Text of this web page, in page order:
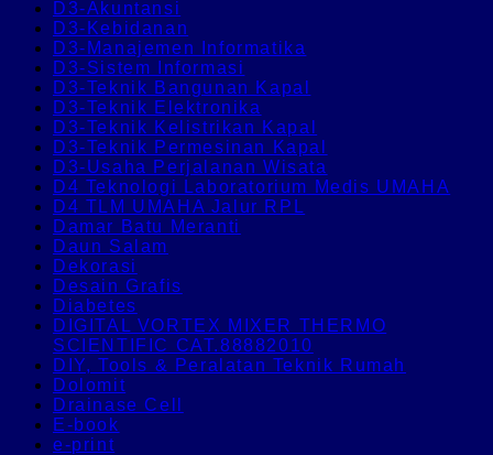
D3-Akuntansi
D3-Kebidanan
D3-Manajemen Informatika
D3-Sistem Informasi
D3-Teknik Bangunan Kapal
D3-Teknik Elektronika
D3-Teknik Kelistrikan Kapal
D3-Teknik Permesinan Kapal
D3-Usaha Perjalanan Wisata
D4 Teknologi Laboratorium Medis UMAHA
D4 TLM UMAHA Jalur RPL
Damar Batu Meranti
Daun Salam
Dekorasi
Desain Grafis
Diabetes
DIGITAL VORTEX MIXER THERMO
SCIENTIFIC CAT.88882010
DIY, Tools & Peralatan Teknik Rumah
Dolomit
Drainase Cell
E-book
e-print